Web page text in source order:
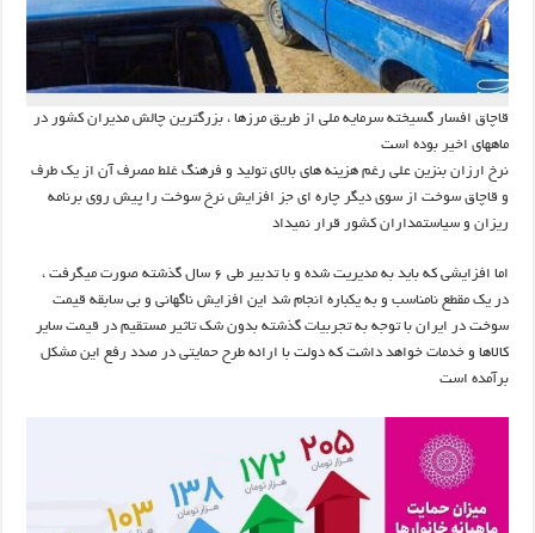
قاچاق افسار گسیخته سرمایه ملی از طریق مرزها ، بزرگترین چالش مدیران کشور در
ماههای اخیر بوده است
نرخ ارزان بنزین علی رغم هزینه های بالای تولید و فرهنگ غلط مصرف آن از یک طرف
و قاچاق سوخت از سوی دیگر چاره ای جز افزایش نرخ سوخت را پیش روی برنامه
ریزان و سیاستمداران کشور قرار نمیداد
اما افزایشی که باید به مدیریت شده و با تدبیر طی ۶ سال گذشته صورت میگرفت ،
در یک مقطع نامناسب و به یکباره انجام شد این افزایش ناگهانی و بی سابقه قیمت
سوخت در ایران با توجه به تجربیات گذشته بدون شک تاثیر مستقیم در قیمت سایر
کالاها و خدمات خواهد داشت که دولت با ارائه طرح حمایتی در صدد رفع این مشکل
برآمده است